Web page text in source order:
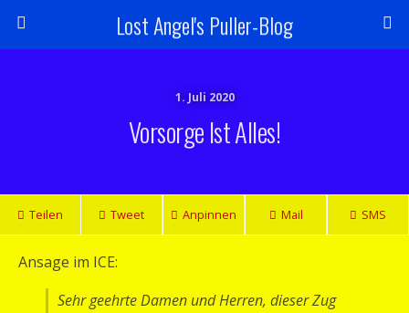
Lost Angel's Puller-Blog
1. Juli 2020
Vorsorge Ist Alles!
Teilen Tweet Anpinnen Mail SMS
Ansage im ICE:
Sehr geehrte Damen und Herren, dieser Zug